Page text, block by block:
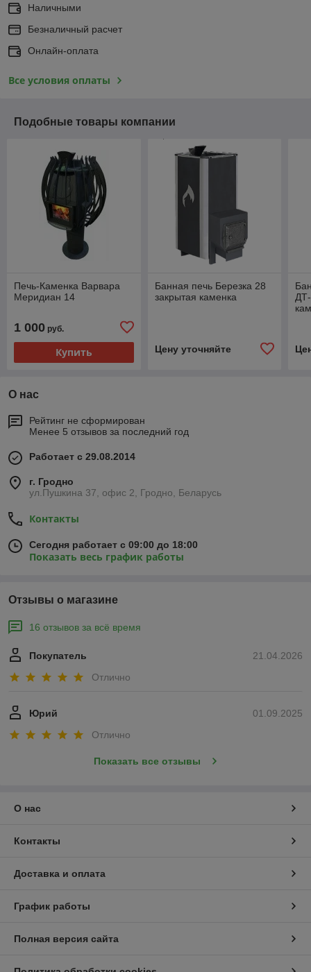
Наличными
Безналичный расчет
Онлайн-оплата
Все условия оплаты
Подобные товары компании
Печь-Каменка Варвара
Меридиан 14
1 000 руб.
Купить
Банная печь Березка 28
закрытая каменка
Цену уточняйте
О нас
Рейтинг не сформирован
Менее 5 отзывов за последний год
Работает с 29.08.2014
г. Гродно
ул.Пушкина 37, офис 2, Гродно, Беларусь
Контакты
Сегодня работает с 09:00 до 18:00
Показать весь график работы
Отзывы о магазине
16 отзывов за всё время
21.04.2026
Покупатель
Отлично
01.09.2025
Юрий
Отлично
Показать все отзывы
О нас
Контакты
Доставка и оплата
График работы
Полная версия сайта